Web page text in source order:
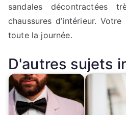
sandales décontractées
chaussures d’intérieur.
toute la journée.
D'autres sujets